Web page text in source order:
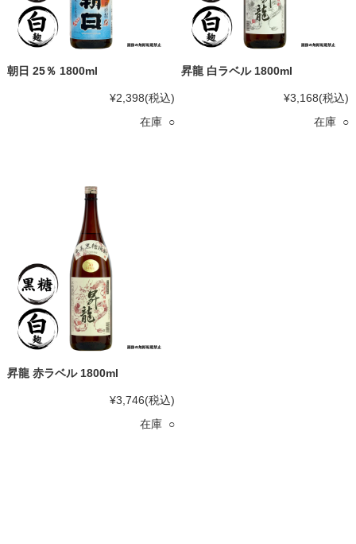
朝日 25％ 1800ml
¥2,398(税込)
在庫 ○
昇龍 白ラベル 1800ml
¥3,168(税込)
在庫 ○
昇龍 赤ラベル 1800ml
¥3,746(税込)
在庫 ○